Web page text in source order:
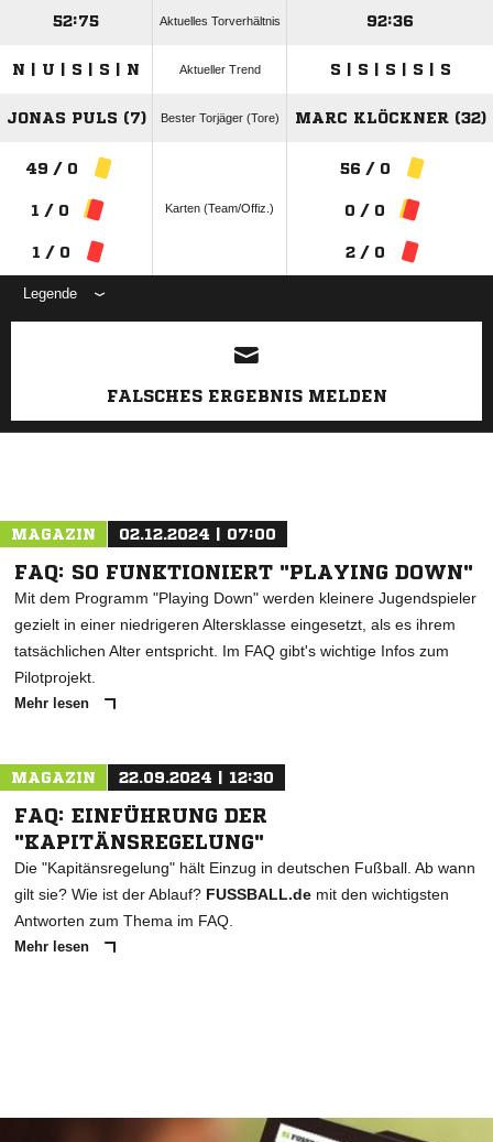
52:75 Aktuelles Torverhältnis 92:36
N | U | S | S | N Aktueller Trend S | S | S | S | S
JONAS PULS (7) Bester Torjäger (Tore) MARC KLÖCKNER (32)
49 / 0
1 / 0
1 / 0
Karten (Team/Offiz.)
56 / 0
0 / 0
2 / 0
Legende
ANZEIGE
FALSCHES ERGEBNIS MELDEN
MAGAZIN 02.12.2024 | 07:00
FAQ: SO FUNKTIONIERT "PLAYING DOWN"
Mit dem Programm "Playing Down" werden kleinere Jugendspieler
gezielt in einer niedrigeren Altersklasse eingesetzt, als es ihrem
tatsächlichen Alter entspricht. Im FAQ gibt's wichtige Infos zum
Pilotprojekt.
Mehr lesen
MAGAZIN 22.09.2024 | 12:30
FAQ: EINFÜHRUNG DER
"KAPITÄNSREGELUNG"
Die "Kapitänsregelung" hält Einzug in deutschen Fußball. Ab wann
gilt sie? Wie ist der Ablauf? FUSSBALL.de mit den wichtigsten
Antworten zum Thema im FAQ.
Mehr lesen